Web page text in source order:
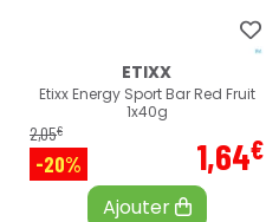
ETIXX
Etixx Energy Sport Bar Red Fruit
1x40g
2,05€
-20% 1,64€
Ajouter